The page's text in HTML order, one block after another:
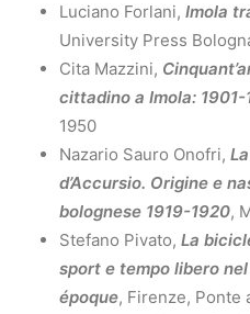
Luciano Forlani, Imola
University Press
Cita Mazzini,
cittadino a Imola: 1901-
1950
Nazario Sauro Onofri,
d’Accursio. Origine e
bolognese 1919-1920,
Stefano Pivato, La
sport e tempo libero
époque, Firenze, Ponte